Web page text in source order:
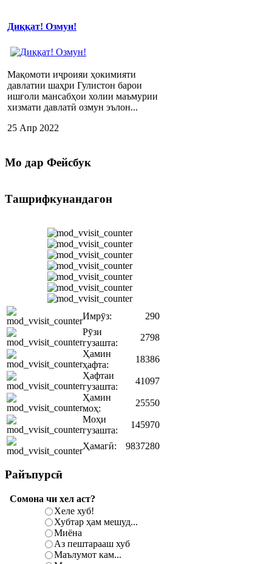
Диққат! Озмун!
Мақомоти иҷроияи ҳокимияти
давлатии шаҳри Гулистон барои
ишғоли мансабҳои холии маъмурии
хизмати давлатӣ озмун эълон...
25 Апр 2022
Мо дар Фейсбук
Ташрифкунандагон
Имрӯз:
290
Рӯзи
гузашта:
2798
Ҳамин
ҳафта:
18386
Ҳафтаи
гузашта:
41097
Ҳамин
моҳ:
25550
Моҳи
гузашта:
145970
Ҳамагӣ: 9837280
Райъпурсӣ
Сомона чи хел аст?
Хеле хуб!
Хубтар ҳам мешуд...
Миёна
Аз пештарааш хуб
Маълумот кам...